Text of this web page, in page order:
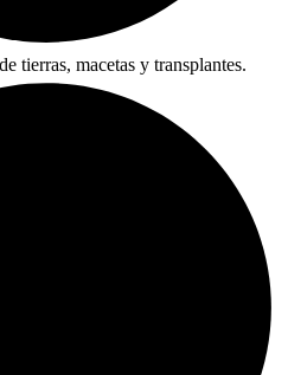
tierras, macetas y transplantes.